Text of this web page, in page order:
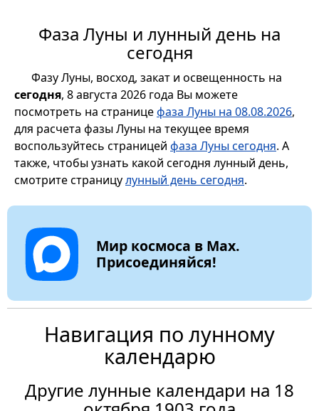
Фаза Луны и лунный день на
сегодня
Фазу Луны, восход, закат и освещенность на
сегодня, 8 августа 2026 года Вы можете
посмотреть на страницефаза Луны на 08.08.2026,
для расчета фазы Луны на текущее время
воспользуйтесь страницей фаза Луны сегодня. А
также, чтобы узнать какой сегодня лунный день,
смотрите страницулунный день сегодня.
Мир космоса в Max.
Присоединяйся!
Навигация по лунному
календарю
Другие лунные календари на 18